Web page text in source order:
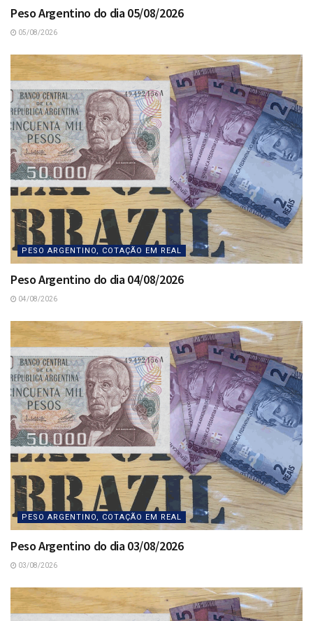
Peso Argentino do dia 05/08/2026
05/08/2026
PESO ARGENTINO, COTAÇÃO EM REAL
Peso Argentino do dia 04/08/2026
04/08/2026
PESO ARGENTINO, COTAÇÃO EM REAL
Peso Argentino do dia 03/08/2026
03/08/2026